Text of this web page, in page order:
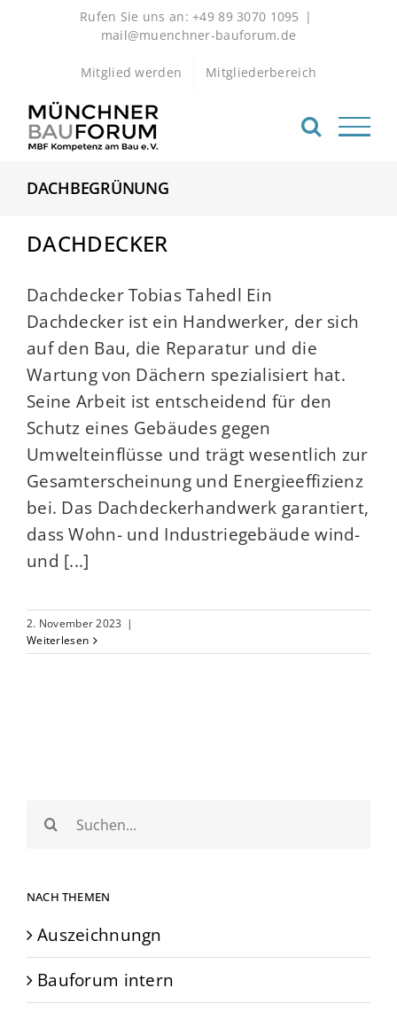
Rufen Sie uns an: +49 89 3070 1095 |
mail@muenchner-bauforum.de
Mitglied werden Mitgliederbereich
DACHBEGRÜNUNG
DACHDECKER
Dachdecker Tobias Tahedl Ein
Dachdecker ist ein Handwerker, der sich
auf den Bau, die Reparatur und die
Wartung von Dächern spezialisiert hat.
Seine Arbeit ist entscheidend für den
Schutz eines Gebäudes gegen
Umwelteinflüsse und trägt wesentlich zur
Gesamterscheinung und Energieeffizienz
bei. Das Dachdeckerhandwerk garantiert,
dass Wohn- und Industriegebäude wind-
und [...]
2. November 2023 |
Weiterlesen
Suche
nach:
NACH THEMEN
Auszeichnungn
Bauforum intern